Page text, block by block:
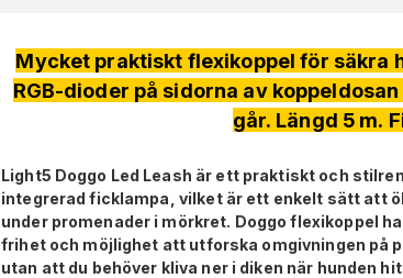
Mycket praktiskt flexikoppel för säkra
RGB-dioder på sidorna av
går. Längd 5 m.
Light5 Doggo Led Leash är ett praktiskt och
integrerad ficklampa, vilket är ett enkelt sätt att
under promenader i mörkret. Doggo flexikoppel
frihet och möjlighet att utforska omgivningen på
utan att du behöver kliva ner i diken när hunden